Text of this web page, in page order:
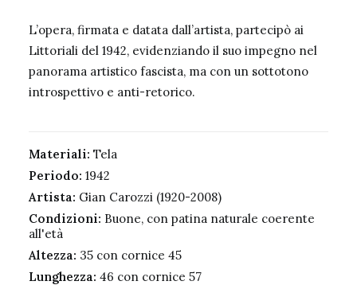
L’opera, firmata e datata dall’artista, partecipò ai
Littoriali del 1942, evidenziando il suo impegno nel
panorama artistico fascista, ma con un sottotono
introspettivo e anti-retorico.
Materiali: Tela
Periodo: 1942
Artista: Gian Carozzi (1920-2008)
Condizioni: Buone, con patina naturale coerente
all'età
Altezza: 35 con cornice 45
Lunghezza: 46 con cornice 57